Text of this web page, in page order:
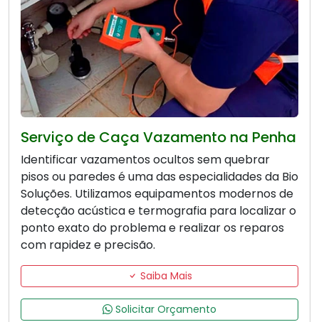
Serviço de Caça Vazamento na Penha
Identificar vazamentos ocultos sem quebrar
pisos ou paredes é uma das especialidades da Bio
Soluções. Utilizamos equipamentos modernos de
detecção acústica e termografia para localizar o
ponto exato do problema e realizar os reparos
com rapidez e precisão.
Saiba Mais
Solicitar Orçamento